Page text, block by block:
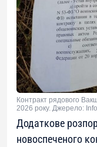
Контракт рядового
2026 року. Джерело:
Додаткове
новоспеченого